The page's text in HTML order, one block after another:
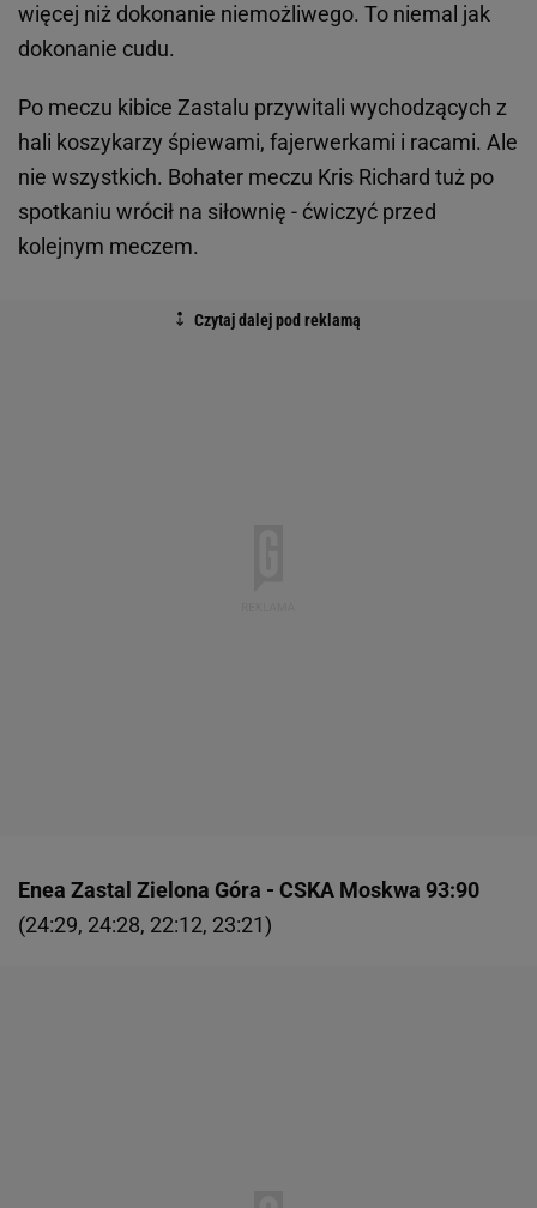
więcej niż dokonanie niemożliwego. To niemal jak
dokonanie cudu.
Po meczu kibice Zastalu przywitali wychodzących z
hali koszykarzy śpiewami, fajerwerkami i racami. Ale
nie wszystkich. Bohater meczu Kris Richard tuż po
spotkaniu wrócił na siłownię - ćwiczyć przed
kolejnym meczem.
Enea Zastal Zielona Góra - CSKA Moskwa 93:90
(24:29, 24:28, 22:12, 23:21)